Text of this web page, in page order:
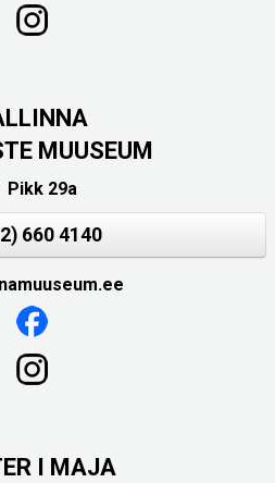
MUUSEUM
Pikk 29a
660 4140
I MAJA